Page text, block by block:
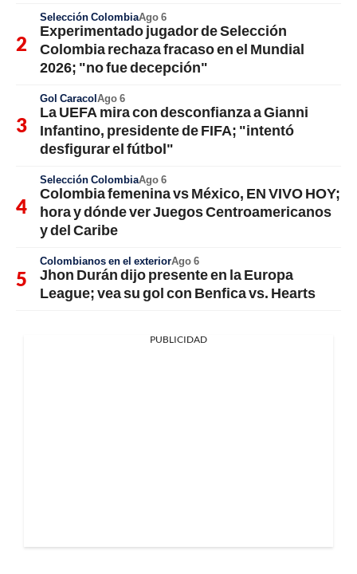
Selección ColombiaAgo 6
Experimentado jugador de Selección
Colombia rechaza fracaso en el Mundial
2026; "no fue decepción"
Gol CaracolAgo 6
La UEFA mira con desconfianza a Gianni
Infantino, presidente de FIFA; "intentó
desfigurar el fútbol"
Selección ColombiaAgo 6
Colombia femenina vs México, EN VIVO HOY;
hora y dónde ver Juegos Centroamericanos
y del Caribe
Colombianos en el exteriorAgo 6
Jhon Durán dijo presente en la Europa
League; vea su gol con Benfica vs. Hearts
PUBLICIDAD